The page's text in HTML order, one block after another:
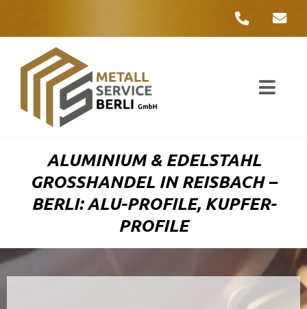
ALUMINIUM & EDELSTAHL
GROSSHANDEL IN REISBACH – B
ERLI: ALU-PROFILE, KUPFER-P
ROFILE